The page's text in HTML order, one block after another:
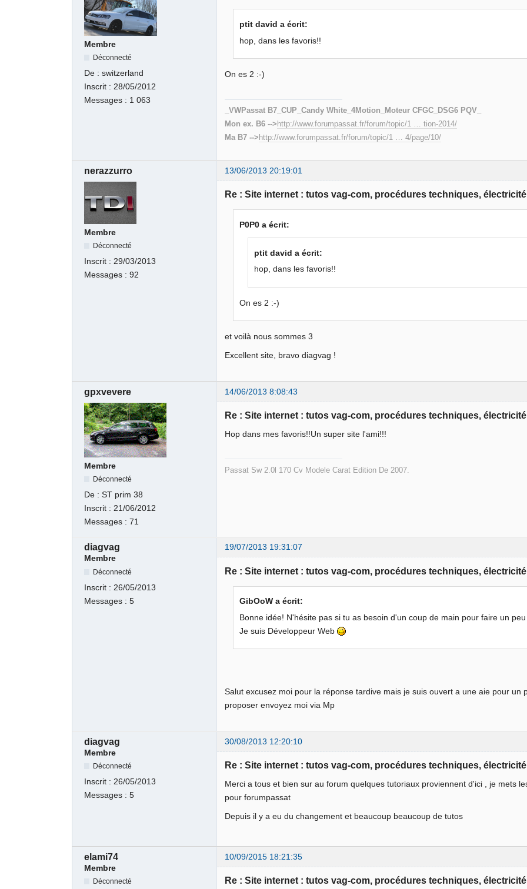
Membre
Déconnecté
De :switzerland
Inscrit :28/05/2012
Messages : 1 063
ptit david a écrit:
hop, dans les favoris!!
On es 2 :-)
_VWPassat B7_CUP_Candy White_4Motion_Moteur CFGC_DSG6 PQV_
Mon ex. B6 --> http://www.forumpassat.fr/forum/topic/1 … tion-2014/
Ma B7 --> http://www.forumpassat.fr/forum/topic/1 … 4/page/10/
nerazzurro 13/06/2013 20:19:01
Membre
Déconnecté
Inscrit : 29/03/2013
Messages :92
Re : Site internet : tutos vag-com, procédures techniques, électricité
P0P0 a écrit:
ptit david a écrit:
hop, dans les favoris!!
On es 2 :-)
et voilà nous sommes 3
Excellent site, bravo diagvag !
gpxvevere 14/06/2013 8:08:43
Membre
Déconnecté
De :ST prim 38
Inscrit :21/06/2012
Messages :71
Re : Site internet : tutos vag-com, procédures techniques, électricité
Hop dans mes favoris!!Un super site l'ami!!!
Passat Sw 2.0l 170 Cv Modele Carat Edition De 2007.
diagvag
19/07/2013 19:31:07
Membre
Déconnecté
Inscrit : 26/05/2013
Messages :5
Re : Site internet : tutos vag-com, procédures techniques, électricité
GibOoW a écrit:
Bonne idée! N'hésite pas si tu as besoin d'un coup de main pour faire un
Je suis Développeur Web
Salut excusez moi pour la réponse tardive mais je suis ouvert a une aie pour un
proposer envoyez moi via Mp
diagvag
30/08/2013 12:20:10
Membre
Déconnecté
Inscrit :26/05/2013
Messages :5
Re : Site internet : tutos vag-com, procédures techniques, électricité
Merci a tous et bien sur au forum quelques tutoriaux proviennent d'ici , je mets
pour forumpassat
Depuis il y a eu du changement et beaucoup beaucoup de tutos
elami74
10/09/2015 18:21:35
Membre
Déconnecté Re : Site internet : tutos vag-com, procédures techniques, électricité